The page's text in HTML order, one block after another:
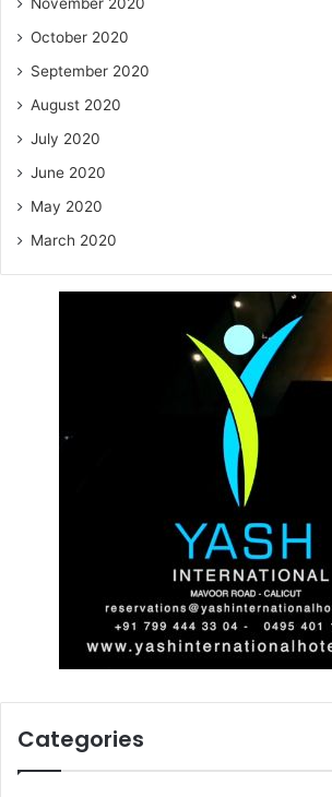
October 2020
September 2020
August 2020
July 2020
June 2020
May 2020
March 2020
Categories